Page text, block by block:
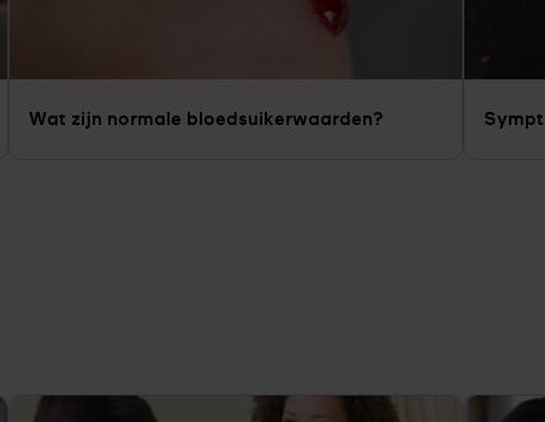
Wat zijn normale bloedsuikerwaarden?